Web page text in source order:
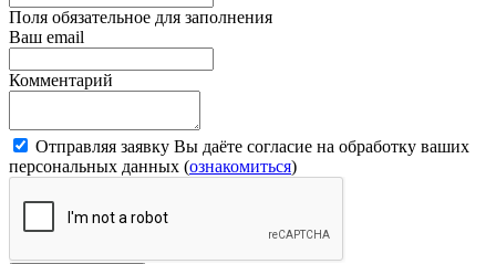
Поля обязательное для заполнения
Ваш email
Комментарий
Отправляя заявку Вы даёте согласие на обработку ваших
персональных данных (ознакомиться)